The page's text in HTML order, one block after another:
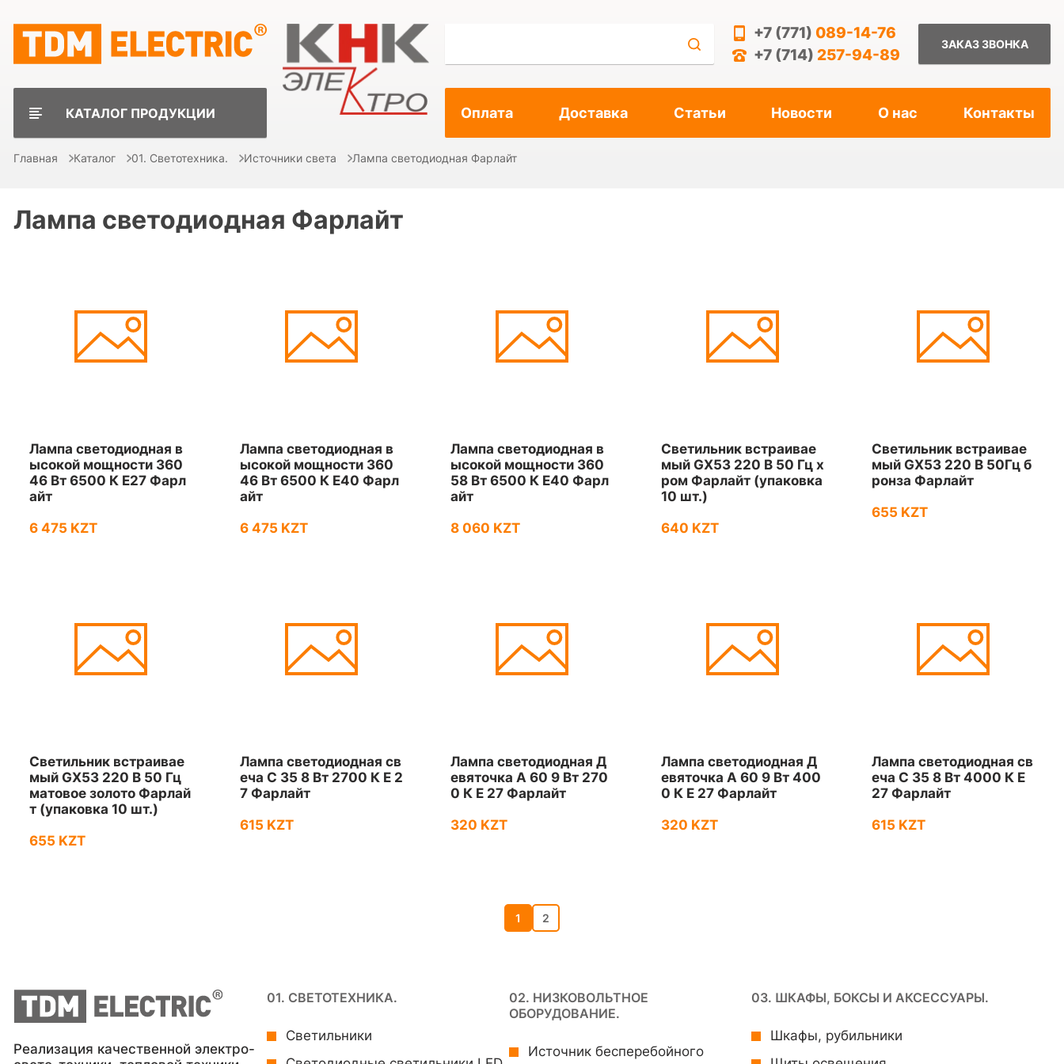
+7 (771) 089-14-76
+7 (714) 257-94-89
ЗАКАЗ ЗВОНКА
КАТАЛОГ ПРОДУКЦИИ Оплата Доставка Статьи Новости О нас Контакты
Главная Каталог 01. Светотехника. Источники света Лампа светодиодная Фарлайт
Лампа светодиодная Фарлайт
Лампа светодиодная в
ысокой мощности 360
46 Вт 6500 К Е27 Фарл
айт
6 475 KZT
Лампа светодиодная в
ысокой мощности 360
46 Вт 6500 К Е40 Фарл
айт
6 475 KZT
Лампа светодиодная в
ысокой мощности 360
58 Вт 6500 К Е40 Фарл
айт
8 060 KZT
Светильник встраивае
мый GX53 220 В 50 Гц х
ром Фарлайт (упаковка
10 шт.)
640 KZT
Светильник встраивае
мый GX53 220 В 50Гц б
ронза Фарлайт
655 KZT
Светильник встраивае
мый GX53 220 В 50 Гц
матовое золото Фарлай
т (упаковка 10 шт.)
655 KZT
Лампа светодиодная св
еча С 35 8 Вт 2700 К Е 2
7 Фарлайт
615 KZT
Лампа светодиодная Д
евяточка А 60 9 Вт 270
0 К Е 27 Фарлайт
320 KZT
Лампа светодиодная Д
евяточка А 60 9 Вт 400
0 К Е 27 Фарлайт
320 KZT
Лампа светодиодная св
еча С 35 8 Вт 4000 К Е
27 Фарлайт
615 KZT
1 2
Реализация качественной электро-
01. СВЕТОТЕХНИКА.
Светильники
02. НИЗКОВОЛЬТНОЕ
ОБОРУДОВАНИЕ.
Источник бесперебойного
03. ШКАФЫ, БОКСЫ И АКСЕССУАРЫ.
Шкафы, рубильники